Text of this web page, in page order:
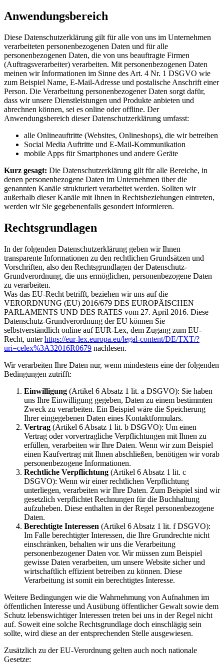
Anwendungsbereich
Diese Datenschutzerklärung gilt für alle von uns im Unternehmen
verarbeiteten personenbezogenen Daten und für alle
personenbezogenen Daten, die von uns beauftragte Firmen
(Auftragsverarbeiter) verarbeiten. Mit personenbezogenen Daten
meinen wir Informationen im Sinne des Art. 4 Nr. 1 DSGVO wie
zum Beispiel Name, E-Mail-Adresse und postalische Anschrift einer
Person. Die Verarbeitung personenbezogener Daten sorgt dafür,
dass wir unsere Dienstleistungen und Produkte anbieten und
abrechnen können, sei es online oder offline. Der
Anwendungsbereich dieser Datenschutzerklärung umfasst:
alle Onlineauftritte (Websites, Onlineshops), die wir betreiben
Social Media Auftritte und E-Mail-Kommunikation
mobile Apps für Smartphones und andere Geräte
Kurz gesagt: Die Datenschutzerklärung gilt für alle Bereiche, in
denen personenbezogene Daten im Unternehmen über die
genannten Kanäle strukturiert verarbeitet werden. Sollten wir
außerhalb dieser Kanäle mit Ihnen in Rechtsbeziehungen eintreten,
werden wir Sie gegebenenfalls gesondert informieren.
Rechtsgrundlagen
In der folgenden Datenschutzerklärung geben wir Ihnen
transparente Informationen zu den rechtlichen Grundsätzen und
Vorschriften, also den Rechtsgrundlagen der Datenschutz-
Grundverordnung, die uns ermöglichen, personenbezogene Daten
zu verarbeiten.
Was das EU-Recht betrifft, beziehen wir uns auf die
VERORDNUNG (EU) 2016/679 DES EUROPÄISCHEN
PARLAMENTS UND DES RATES vom 27. April 2016. Diese
Datenschutz-Grundverordnung der EU können Sie
selbstverständlich online auf EUR-Lex, dem Zugang zum EU-
Recht, unterhttps://eur-lex.europa.eu/legal-content/DE/TXT/?
uri=celex%3A32016R0679 nachlesen.
Wir verarbeiten Ihre Daten nur, wenn mindestens eine der folgenden
Bedingungen zutrifft:
Einwilligung (Artikel 6 Absatz 1 lit. a DSGVO): Sie haben
uns Ihre Einwilligung gegeben, Daten zu einem bestimmten
Zweck zu verarbeiten. Ein Beispiel wäre die Speicherung
Ihrer eingegebenen Daten eines Kontaktformulars.
Vertrag (Artikel 6 Absatz 1 lit. b DSGVO): Um einen
Vertrag oder vorvertragliche Verpflichtungen mit Ihnen zu
erfüllen, verarbeiten wir Ihre Daten. Wenn wir zum Beispiel
einen Kaufvertrag mit Ihnen abschließen, benötigen wir vorab
personenbezogene Informationen.
Rechtliche Verpflichtung (Artikel 6 Absatz 1 lit. c
DSGVO): Wenn wir einer rechtlichen Verpflichtung
unterliegen, verarbeiten wir Ihre Daten. Zum Beispiel sind wir
gesetzlich verpflichtet Rechnungen für die Buchhaltung
aufzuheben. Diese enthalten in der Regel personenbezogene
Daten.
Berechtigte Interessen (Artikel 6 Absatz 1 lit. f DSGVO):
Im Falle berechtigter Interessen, die Ihre Grundrechte nicht
einschränken, behalten wir uns die Verarbeitung
personenbezogener Daten vor. Wir müssen zum Beispiel
gewisse Daten verarbeiten, um unsere Website sicher und
wirtschaftlich effizient betreiben zu können. Diese
Verarbeitung ist somit ein berechtigtes Interesse.
Weitere Bedingungen wie die Wahrnehmung von Aufnahmen im
öffentlichen Interesse und Ausübung öffentlicher Gewalt sowie dem
Schutz lebenswichtiger Interessen treten bei uns in der Regel nicht
auf. Soweit eine solche Rechtsgrundlage doch einschlägig sein
sollte, wird diese an der entsprechenden Stelle ausgewiesen.
Zusätzlich zu der EU-Verordnung gelten auch noch nationale
Gesetze: